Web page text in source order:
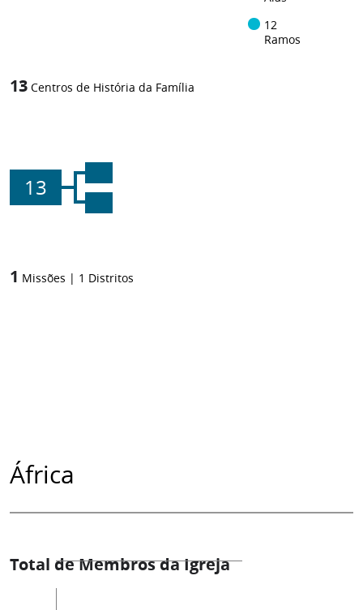
12
Ramos
13 Centros de História da Família
13
1 Missões | 1 Distritos
África
Total de Membros da Igreja